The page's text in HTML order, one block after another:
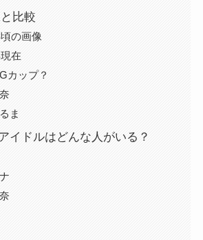
比較
の画像
在
カップ？
ま
イドルはどんな人がいる？